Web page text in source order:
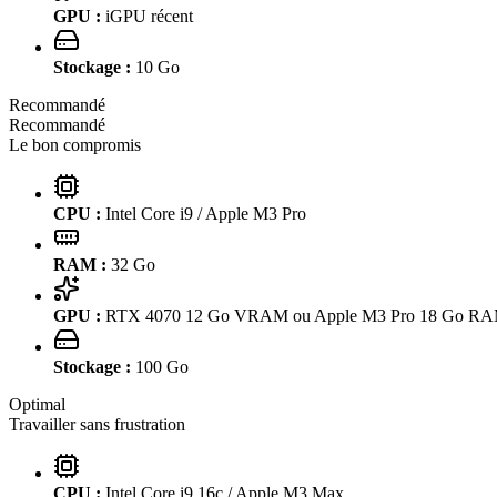
GPU : iGPU récent
Stockage : 10 Go
Recommandé
Recommandé
Le bon compromis
CPU : Intel Core i9 / Apple M3 Pro
RAM : 32 Go
GPU : RTX 4070 12 Go VRAM ou Apple M3 Pro 18 Go
Stockage : 100 Go
Optimal
Travailler sans frustration